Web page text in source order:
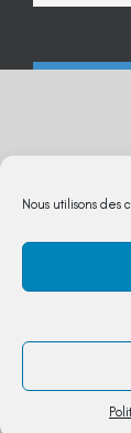
Nous utilisons